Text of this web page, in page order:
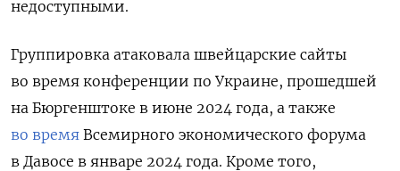
недоступными.
Группировка атаковала швейцарские сайты
во время конференции по Украине, прошедшей
на Бюргенштоке в июне 2024 года, а также
во время Всемирного экономического форума
в Давосе в январе 2024 года. Кроме того,